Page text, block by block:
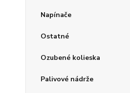
Napínače
Ostatné
Ozubené kolieska
Palivové nádrže